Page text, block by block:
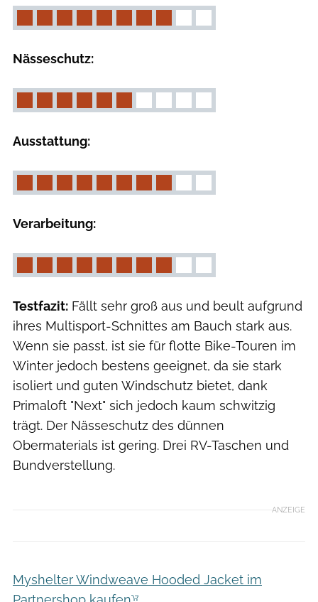
Nässeschutz:
Ausstattung:
Verarbeitung:
Testfazit: Fällt sehr groß aus und beult aufgrund
ihres Multisport-Schnittes am Bauch stark aus.
Wenn sie passt, ist sie für flotte Bike-Touren im
Winter jedoch bestens geeignet, da sie stark
isoliert und guten Windschutz bietet, dank
Primaloft "Next" sich jedoch kaum schwitzig
trägt. Der Nässeschutz des dünnen
Obermaterials ist gering. Drei RV-Taschen und
Bundverstellung.
ANZEIGE
Myshelter Windweave Hooded Jacket im